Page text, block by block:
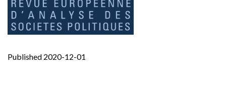
Published 2020-12-01